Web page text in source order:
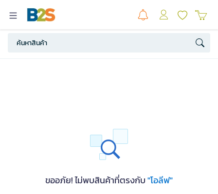
ขออภัย! ไม่พบสินค้าที่ตรงกับ"โอลีฟ"